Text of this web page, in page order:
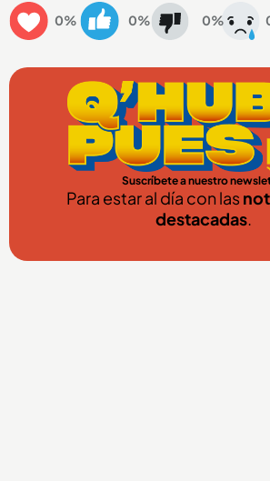
0% 0% 0%
Suscríbete a nuestro
Para estar al día con las
destacadas.